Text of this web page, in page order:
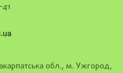
обл., м. Ужгород,